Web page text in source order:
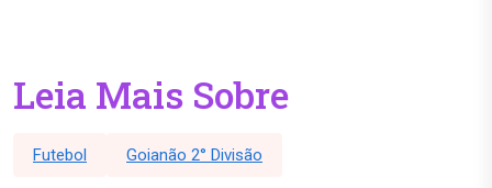
Leia Mais Sobre
Futebol Goianão 2° Divisão